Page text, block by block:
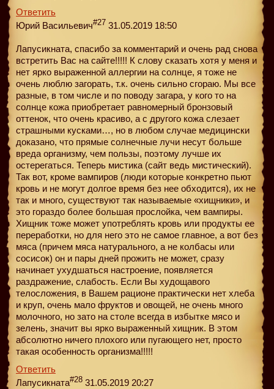
Ответить
Юрий Васильевич#27 31.05.2019 18:50
Лапусикната, спасибо за комментарий и очень рад снова
встретить Вас на сайте!!!!! К слову сказать хотя у меня и
нет ярко выраженной аллергии на солнце, я тоже не
очень люблю загорать, т.к. очень сильно сгораю. Мы все
разные, в том числе и по поводу загара, у кого то на
солнце кожа приобретает равномерный бронзовый
оттенок, что очень красиво, а с другого кожа слезает
страшными кусками…, но в любом случае медицински
доказано, что прямые солнечные лучи несут больше
вреда организму, чем пользы, поэтому лучше их
остерегаться. Теперь мистика (сайт ведь мистический).
Так вот, кроме вампиров (люди которые конкретно пьют
кровь и не могут долгое время без нее обходится), их не
так и много, существуют так называемые «хищники», и
это гораздо более большая прослойка, чем вампиры.
Хищник тоже может употреблять кровь или продукты ее
переработки, но для него это не самое главное, а вот без
мяса (причем мяса натурального, а не колбасы или
сосисок) он и пары дней прожить не может, сразу
начинает ухудшаться настроение, появляется
раздражение, слабость. Если Вы худощавого
телосложения, в Вашем рационе практически нет хлеба
и круп, очень мало фруктов и овощей, не очень много
молочного, но зато на столе всегда в избытке мясо и
зелень, значит вы ярко выраженный хищник. В этом
абсолютно ничего плохого или пугающего нет, просто
такая особенность организма!!!!!
Ответить
Лапусикната#28 31.05.2019 20:27